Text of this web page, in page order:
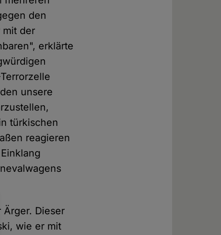
den
mit der
erklärte
unsere
türkischen
reagieren
Dieser
wie er mit